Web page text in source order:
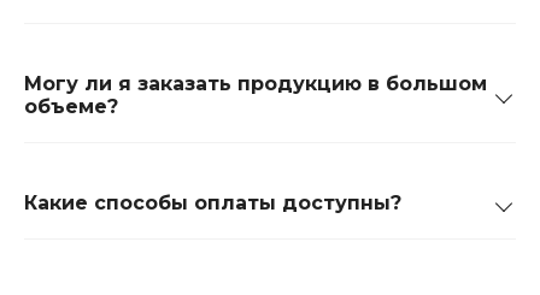
Могу ли я заказать продукцию в большом
объеме?
Какие способы оплаты доступны?